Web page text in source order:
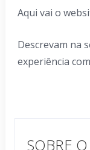
Aqui vai o
Descrevam na
experiência
SOBRE